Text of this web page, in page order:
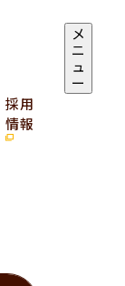
メ
ニ
ュ
ー
採用
情報